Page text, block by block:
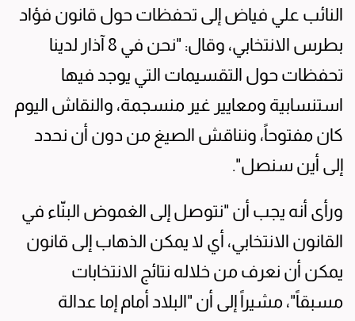
النائب علي فياض إلى تحفظات حول قانون فؤاد
بطرس الانتخابي، وقال: "نحن في 8 آذار لدينا
تحفظات حول التقسيمات التي يوجد فيها
استنسابية ومعايير غير منسجمة، والنقاش اليوم
كان مفتوحاً، ونناقش الصيغ من دون أن نحدد
إلى أين سنصل".
ورأى أنه يجب أن "نتوصل إلى الغموض البنّاء في
القانون الانتخابي، أي لا يمكن الذهاب إلى قانون
يمكن أن نعرف من خلاله نتائج الانتخابات
مسبقاً"، مشيراً إلى أن "البلاد أمام إما عدالة